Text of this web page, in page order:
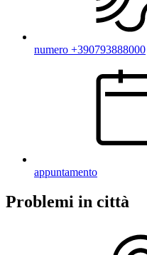
numero +390793888000
appuntamento
Problemi in città